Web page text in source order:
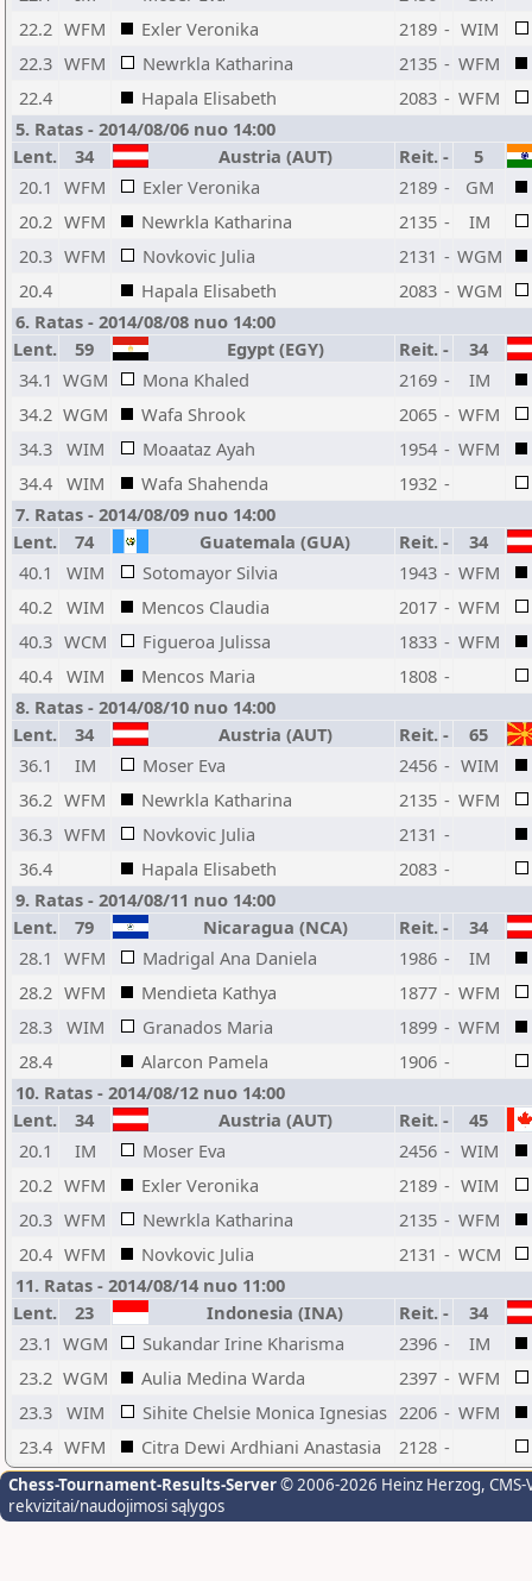
22.2 WFM Exler Veronika 2189 - WIM
22.3 WFM Newrkla Katharina 2135 - WFM
22.4
Hapala Elisabeth 2083 - WFM
5. Ratas - 2014/08/06 nuo 14:00
Lent.
34 Austria (AUT) Reit. -
5
20.1
WFM Exler Veronika 2189 -
GM
20.2 WFM Newrkla Katharina 2135 -
IM
20.3 WFM Novkovic Julia 2131 - WGM
20.4
Hapala Elisabeth 2083 - WGM
6. Ratas - 2014/08/08 nuo 14:00
Lent.
59 Egypt (EGY) Reit. -
34
34.1 WGM Mona Khaled 2169 -
IM
34.2 WGM Wafa Shrook 2065 - WFM
34.3 WIM Moaataz Ayah 1954 - WFM
34.4 WIM Wafa Shahenda 1932 -
7. Ratas - 2014/08/09 nuo 14:00
Lent.
74 Guatemala (GUA) Reit. -
34
40.1
WIM Sotomayor Silvia 1943 - WFM
40.2 WIM Mencos Claudia 2017 - WFM
40.3 WCM Figueroa Julissa 1833 - WFM
40.4 WIM Mencos Maria 1808 -
8. Ratas - 2014/08/10 nuo 14:00
Lent.
34 Austria (AUT) Reit. -
65
36.1
IM Moser Eva 2456 - WIM
36.2 WFM Newrkla Katharina 2135 - WFM
36.3 WFM Novkovic Julia 2131 -
36.4
Hapala Elisabeth 2083 -
9. Ratas - 2014/08/11 nuo 14:00
Lent.
79 Nicaragua (NCA) Reit. -
34
28.1
WFM Madrigal Ana Daniela 1986 -
IM
28.2 WFM Mendieta Kathya 1877 - WFM
28.3 WIM Granados Maria 1899 - WFM
28.4
Alarcon Pamela 1906 -
10. Ratas - 2014/08/12 nuo 14:00
Lent.
34 Austria (AUT) Reit. -
45
20.1
IM Moser Eva 2456 - WIM
20.2 WFM Exler Veronika 2189 - WIM
20.3 WFM Newrkla Katharina 2135 - WFM
20.4 WFM Novkovic Julia 2131 - WCM
11. Ratas - 2014/08/14 nuo 11:00
Lent.
23 Indonesia (INA) Reit. -
34
23.1 WGM Sukandar Irine Kharisma 2396 -
IM
23.2 WGM Aulia Medina Warda 2397 - WFM
23.3 WIM Sihite Chelsie Monica Ignesias 2206 - WFM
23.4 WFM Citra Dewi Ardhiani Anastasia 2128 -
Chess-Tournament-Results-Server© 2006-2026 Heinz Herzog,
rekvizitai/naudojimosi sąlygos